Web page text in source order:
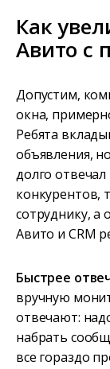
Как
Авито с
Допустим,
окна,
Ребята
объявления,
долго отвечал
конкурентов,
сотруднику, а
Авито и CRM
Быстрее
вручную
отвечают:
набрать
все гораздо